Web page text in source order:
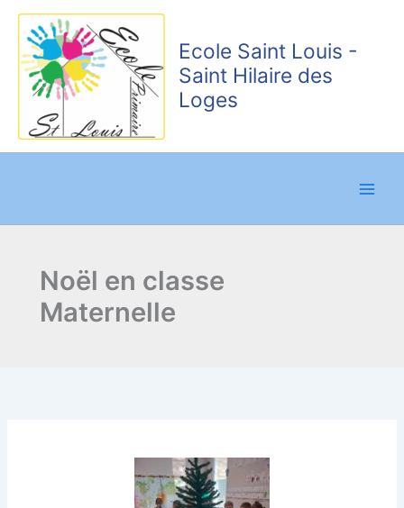
Aller
contenu
Ecole Saint Louis -
Saint Hilaire des
Loges
Noël en classe
Maternelle